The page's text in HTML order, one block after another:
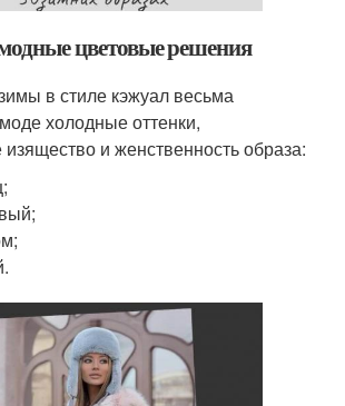
цветовые решения
в стиле кэжуал весьма
холодные оттенки,
и женственность образа: